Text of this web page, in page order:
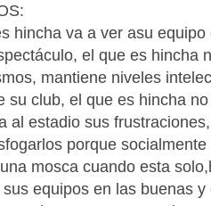
hincha va a ver asu
el que es hincha
mantiene niveles
su club, el que es hincha
al estadio sus
porque
mosca cuando esta
equipos en las buenas